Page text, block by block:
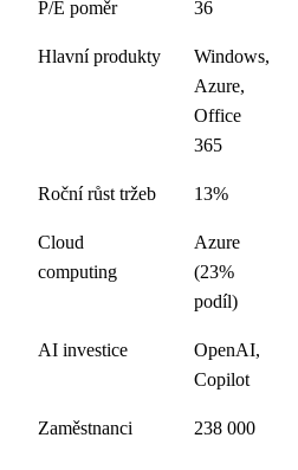
P/E poměr 36
Hlavní produkty
Windows,
Azure,
Office
365
Roční růst tržeb 13%
Cloud
computing
Azure
(23%
podíl)
AI investice
OpenAI,
Copilot
Zaměstnanci 238 000